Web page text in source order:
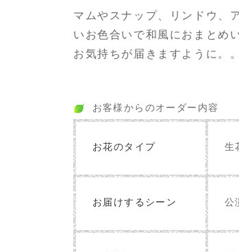
マムやスナップ、リンドウ、
いお色合いで和風におまとめ
お気持ちが届きますように。。
お客様からのオーダー内容
お花のタイプ 生
お届けするシーン 公